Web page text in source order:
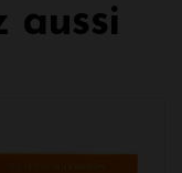
aussi